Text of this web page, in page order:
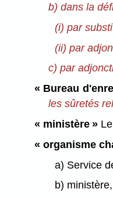
b) dans la
(i) par
(ii) par
c) par
« Bureau
les sûretés
« ministère »Le
« organisme
a) Service
b)